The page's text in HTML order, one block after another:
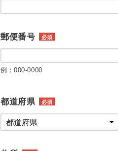
郵便番号 必須
例：000-0000
都道府県 必須